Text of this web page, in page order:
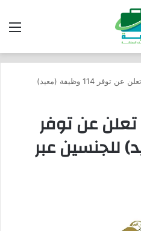
جامعة المجمعة تعلن عن توفر 114 وظيفة (معيد)
عن توفر
للجنسين عبر